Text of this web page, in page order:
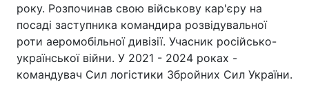
року. Розпочинав свою військову кар'єру на
посаді заступника командира розвідувальної
роти аеромобільної дивізії. Учасник російсько-
української війни. У 2021 - 2024 роках -
командувач Сил логістики Збройних Сил України.